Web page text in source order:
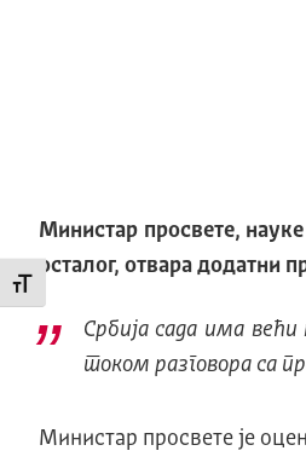
Промени величину слова
Министар просвете,
осталог, отвара додатни
Србија сада има
током разговора са
Министар просвете је